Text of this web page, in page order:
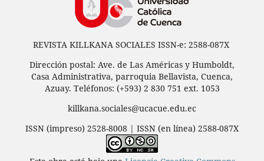
REVISTA KILLKANA SOCIALES ISSN-e: 2588-087X
Dirección postal: Ave. de Las Américas y Humboldt,
Casa Administrativa, parroquia Bellavista, Cuenca,
Azuay. Teléfonos: (+593) 2 830 751 ext. 1053
killkana.sociales@ucacue.edu.ec
ISSN (impreso) 2528-8008 | ISSN (en línea) 2588-087X